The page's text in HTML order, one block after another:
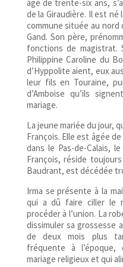
âgé de trente-six ans,
de la Giraudière. Il est né
commune située au
Gand. Son père,
fonctions de magistrat.
Philippine Caroline du
d’Hyppolite aient, eux
leur fils en Touraine,
d’Amboise qu’ils
mariage.
La jeune mariée du jour,
François. Elle est âgée
dans le Pas-de-Calais,
François, réside
Baudrant, est décédée
Irma se présente à la
qui a dû faire ciller le
procéder à l’union. La
dissimuler sa grossesse
de deux mois plus
fréquente à
mariage religieux et qui